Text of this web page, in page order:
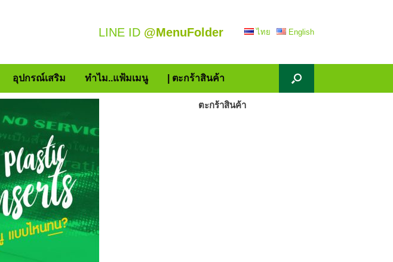
LINE ID @MenuFolder ไทย English
อุปกรณ์เสริม ทำไม..แฟ้มเมนู | ตะกร้าสินค้า
ตะกร้าสินค้า